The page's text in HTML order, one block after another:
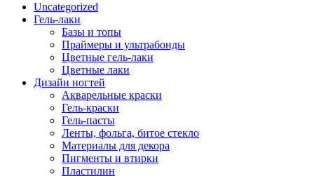
Uncategorized
Гель-лаки
Базы и топы
Праймеры и ультрабонды
Цветные гель-лаки
Цветные лаки
Дизайн ногтей
Акварельные краски
Гель-краски
Гель-пасты
Ленты, фольга, битое стекло
Материалы для декора
Пигменты и втирки
Пластилин